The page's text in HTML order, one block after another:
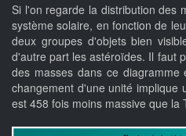
Si l'on regarde la distribution des
système solaire, en fonction de
deux groupes d'objets bien
d'autre part les astéroïdes. Il faut
des masses dans ce
changement d'une unité implique
est 458 fois moins massive que la